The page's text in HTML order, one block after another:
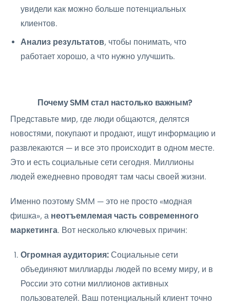
увидели как можно больше потенциальных
клиентов.
Анализ результатов, чтобы понимать, что
работает хорошо, а что нужно улучшить.
Почему SMM стал настолько важным?
Представьте мир, где люди общаются, делятся
новостями, покупают и продают, ищут информацию и
развлекаются — и все это происходит в одном месте.
Это и есть социальные сети сегодня. Миллионы
людей ежедневно проводят там часы своей жизни.
Именно поэтому SMM — это не просто «модная
фишка», а неотъемлемая часть современного
маркетинга. Вот несколько ключевых причин:
Огромная аудитория: Социальные сети
объединяют миллиарды людей по всему миру, и в
России это сотни миллионов активных
пользователей. Ваш потенциальный клиент точно